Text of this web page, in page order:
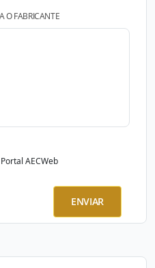
O FABRICANTE
AECWeb
ENVIAR